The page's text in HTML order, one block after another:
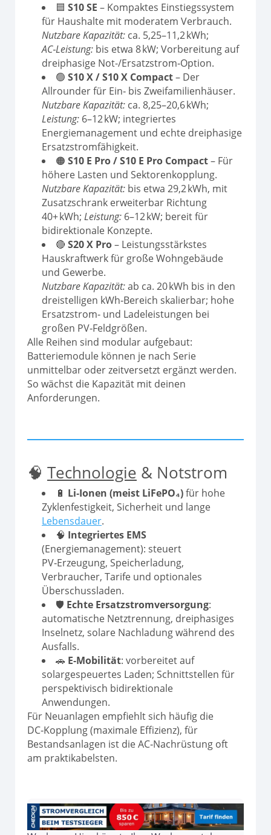
🟦 S10 SE – Kompaktes Einstiegssystem
für Haushalte mit moderatem Verbrauch.
Nutzbare Kapazität: ca. 5,25–11,2 kWh;
AC‑Leistung: bis etwa 8 kW; Vorbereitung auf
dreiphasige Not-/Ersatzstrom‑Option.
🟢 S10 X / S10 X Compact– Der
Allrounder für Ein‑ bis Zweifamilienhäuser.
Nutzbare Kapazität: ca. 8,25–20,6 kWh;
Leistung: 6–12 kW; integriertes
Energiemanagement und echte dreiphasige
Ersatzstromfähigkeit.
🟠 S10 E Pro / S10 E Pro Compact– Für
höhere Lasten und Sektorenkopplung.
Nutzbare Kapazität: bis etwa 29,2 kWh, mit
Zusatzschrank erweiterbar Richtung
40+ kWh; Leistung: 6–12 kW; bereit für
bidirektionale Konzepte.
🔴 S20 X Pro– Leistungsstärkstes
Hauskraftwerk für große Wohngebäude
und Gewerbe.
Nutzbare Kapazität:ab ca. 20 kWh bis in den
dreistelligen kWh‑Bereich skalierbar; hohe
Ersatzstrom‑ und Ladeleistungen bei
großen PV‑Feldgrößen.
Alle Reihen sind modular aufgebaut:
Batteriemodule können je nach Serie
unmittelbar oder zeitversetzt ergänzt werden.
So wächst die Kapazität mit deinen
Anforderungen.
🧠 Technologie & Notstrom
🔋 Li‑Ionen (meist LiFePO₄)für hohe
Zyklenfestigkeit, Sicherheit und lange
Lebensdauer.
🧠 Integriertes EMS
(Energiemanagement): steuert
PV‑Erzeugung, Speicherladung,
Verbraucher, Tarife und optionales
Überschussladen.
🛡️ Echte Ersatzstromversorgung:
automatische Netztrennung, dreiphasiges
Inselnetz, solare Nachladung während des
Ausfalls.
🚗 E‑Mobilität: vorbereitet auf
solargespeuertes Laden; Schnittstellen für
perspektivisch bidirektionale
Anwendungen.
Für Neuanlagen empfiehlt sich häufig die
DC‑Kopplung (maximale Effizienz), für
Bestandsanlagen ist die AC‑Nachrüstung oft
am praktikabelsten.